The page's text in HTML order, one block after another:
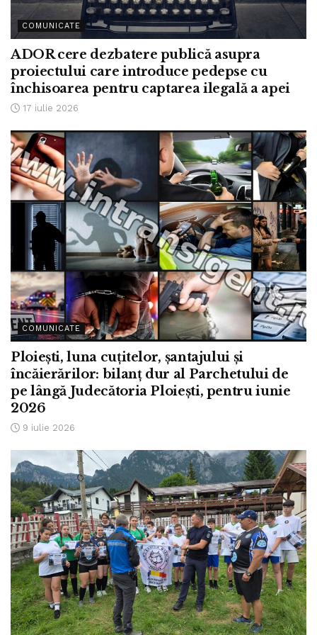
COMUNICATE
ADOR cere dezbatere publică asupra
proiectului care introduce pedepse cu
închisoarea pentru captarea ilegală a apei
17 iulie 2026
COMUNICATE
Ploiești, luna cuțitelor, șantajului și
încăierărilor: bilanț dur al Parchetului de
pe lângă Judecătoria Ploiești, pentru iunie
2026
9 iulie 2026